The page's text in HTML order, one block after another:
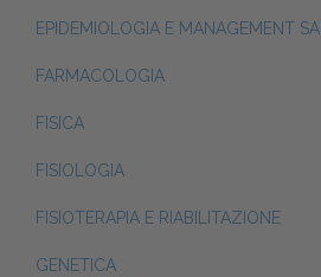
EPIDEMIOLOGIA E MANAGEMENT
FARMACOLOGIA
FISICA
FISIOLOGIA
FISIOTERAPIA E RIABILITAZIONE
GENETICA